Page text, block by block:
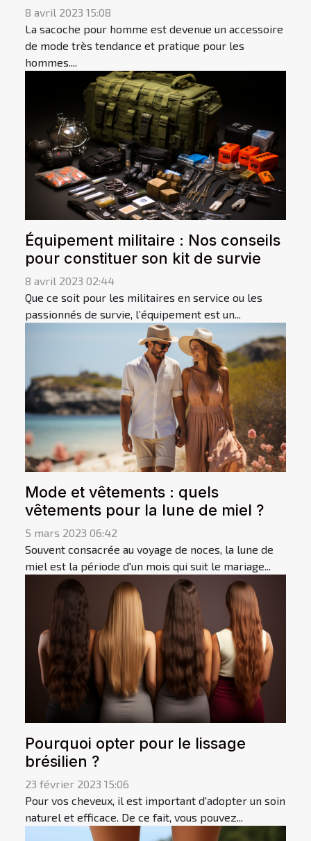
8 avril 2023 15:08
La sacoche pour homme est devenue un accessoire
de mode très tendance et pratique pour les
hommes....
Équipement militaire : Nos conseils
pour constituer son kit de survie
8 avril 2023 02:44
Que ce soit pour les militaires en service ou les
passionnés de survie, l’équipement est un...
Mode et vêtements : quels
vêtements pour la lune de miel ?
5 mars 2023 06:42
Souvent consacrée au voyage de noces, la lune de
miel est la période d'un mois qui suit le mariage...
Pourquoi opter pour le lissage
brésilien ?
23 février 2023 15:06
Pour vos cheveux, il est important d'adopter un soin
naturel et efficace. De ce fait, vous pouvez...